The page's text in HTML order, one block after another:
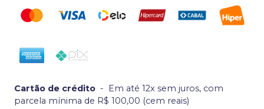
Cartão de crédito - Em até 12x sem juros, com
parcela mínima de R$ 100,00 (cem reais)